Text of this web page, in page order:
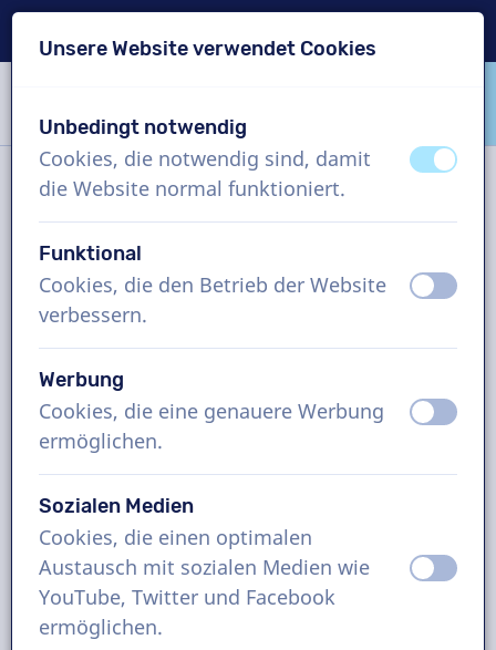
VoiceProductions
Kontakt
VoiceProductions
Gaston Crommenlaan 8
Belgium
support@voiceproductions.com
Bitte dieses Feld nicht ausfüllen
Fragen Sie uns alles!
Kontaktieren Sie uns für eine kostenlose
Probeaufnahme, ein Angebot, Fragen zu unserer
Unsere Website verwendet Cookies
Unbedingt notwendig
Cookies, die notwendig sind, damit
die Website normal funktioniert.
aus
an
Funktional
Cookies, die den Betrieb der Website
verbessern.
ausan
Werbung
Cookies, die eine genauere Werbung
ermöglichen.
ausan
Sozialen Medien
Cookies, die einen optimalen
Austausch mit sozialen Medien wie
YouTube, Twitter und Facebook
ermöglichen.
ausan